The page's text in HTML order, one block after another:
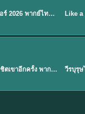
EP.6ซีรี่ย์ญี่ปุ่น Viral Hit นักสู้ทูปเบอร์ 2026 พากย์ไทย EP.1-6 ★7
EP.1รักแรกที่ลาจากของวายร้าย พิชิตเขาอีกครั้ง พากย์ไทย